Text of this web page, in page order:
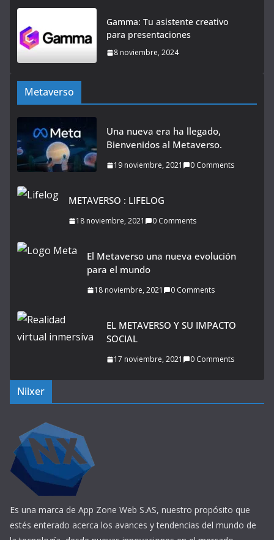
Gamma: Tu asistente creativo
para presentaciones
8 noviembre, 2024
Metaverso
Una nueva era ha llegado,
Bienvenidos al Metaverso.
19 noviembre, 2021 0 Comments
METAVERSO : LIFELOG
18 noviembre, 2021 0 Comments
El Metaverso una nueva evolución
para el mundo
18 noviembre, 2021 0 Comments
EL METAVERSO Y SU IMPACTO
SOCIAL
17 noviembre, 2021 0 Comments
Niixer
Es una marca de App Zone Web S.AS, nuestro propósito que
estés enterado acerca los avances y tendencias del mundo de